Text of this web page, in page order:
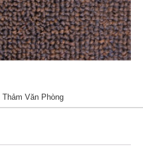
Thảm Văn Phòng